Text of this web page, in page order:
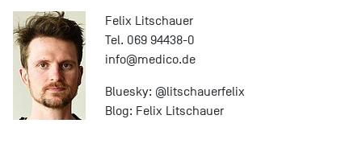
Felix Litschauer
Tel. 069 94438-0
info@medico.de
Bluesky: @litschauerfelix
Blog: Felix Litschauer